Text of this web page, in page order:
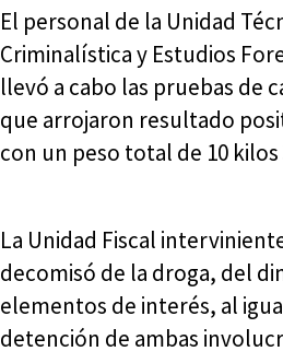
El personal de la Unidad
Criminalística y Estudios
llevó a cabo las pruebas de
que arrojaron resultado
con un peso total de 10 kilos
La Unidad Fiscal
decomisó de la droga, del
elementos de interés, al
detención de ambas